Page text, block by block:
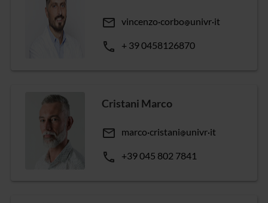
email vincenzo corbo univr it
phone + 39 0458126870
Cristani Marco
email marco cristani univr it
phone +39 045 802 7841